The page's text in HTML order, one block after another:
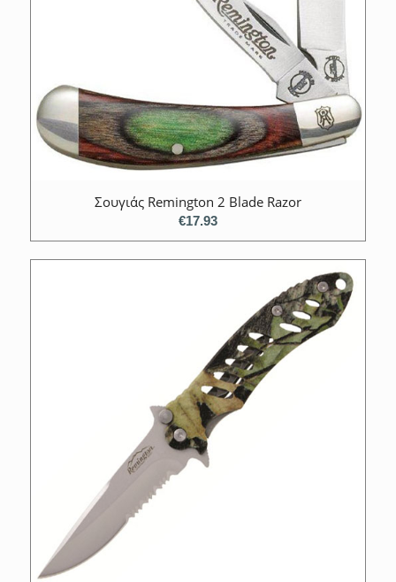
Σουγιάς Remington 2 Blade Razor
€17.93